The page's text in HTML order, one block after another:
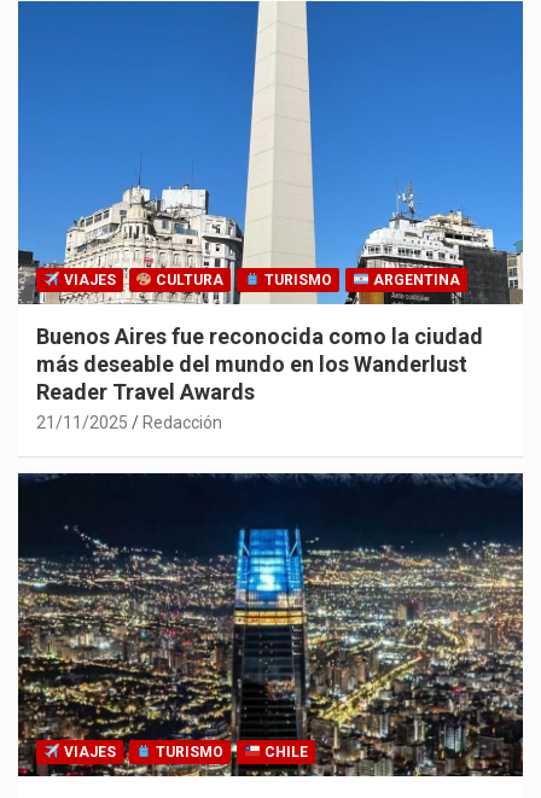
VIAJES CULTURA TURISMO ARGENTINA
Buenos Aires fue reconocida como la ciudad
más deseable del mundo en los Wanderlust
Reader Travel Awards
21/11/2025 Redacción
VIAJES TURISMO CHILE